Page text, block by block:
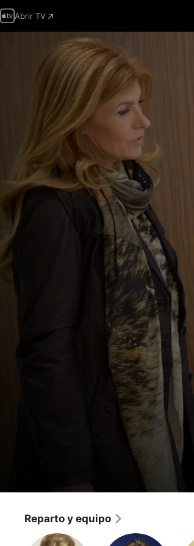
Abrir TV
Mi corazón lo sabría
Drama ·Música
Reparto y equipo